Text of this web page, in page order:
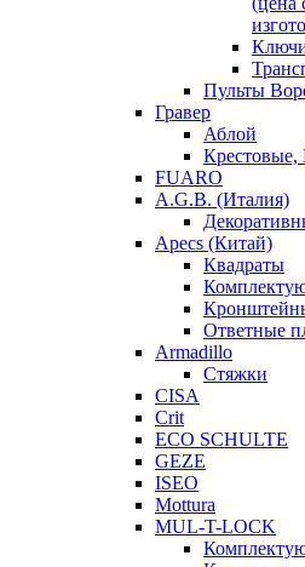
Пульты
Гравер
Аблой
Крестовые,
FUARO
A.G.B. (Италия)
Apecs (Китай)
Квадраты
Ответные
Armadillo
Стяжки
CISA
Crit
ECO SCHULTE
GEZE
ISEO
Mottura
MUL-T-LOCK